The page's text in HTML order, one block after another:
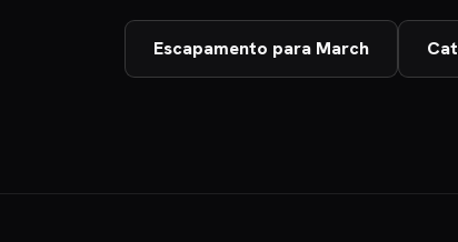
Escapamento para March